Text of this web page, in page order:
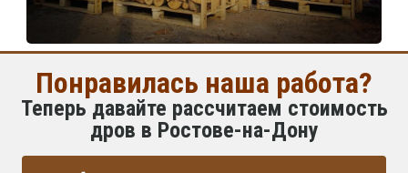
Понравилась наша работа?
Теперь давайте рассчитаем стоимость
дров в Ростове-на-Дону